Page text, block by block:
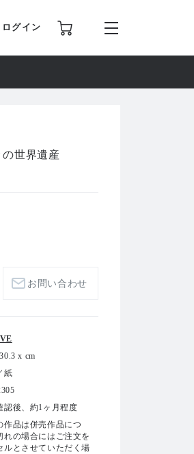
ログイン
世界遺産
お問い合わせ
x cm
紙
認後、約1ヶ月程度
作品は併売作品につ
れの場合にはご注文を
ルとさせていただく場